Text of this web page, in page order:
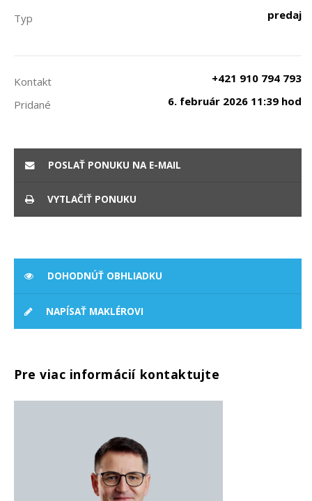
Typ
predaj
Kontakt
+421 910 794 793
Pridané
6. február 2026 11:39 hod
POSLAŤ PONUKU NA E-MAIL
VYTLAČIŤ PONUKU
DOHODNÚŤ OBHLIADKU
NAPÍSAŤ MAKLÉROVI
Pre viac informácií kontaktujte